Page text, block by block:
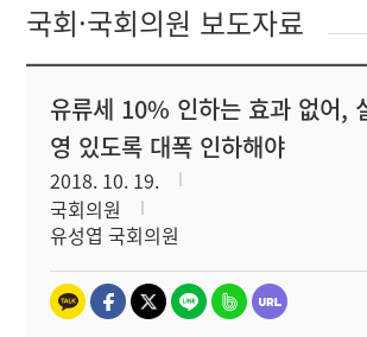
국회·국회의원 보도자료
유류세 10% 인하는 효과 없어,
영 있도록 대폭 인하해야
2018. 10. 19.
국회의원
유성엽 국회의원